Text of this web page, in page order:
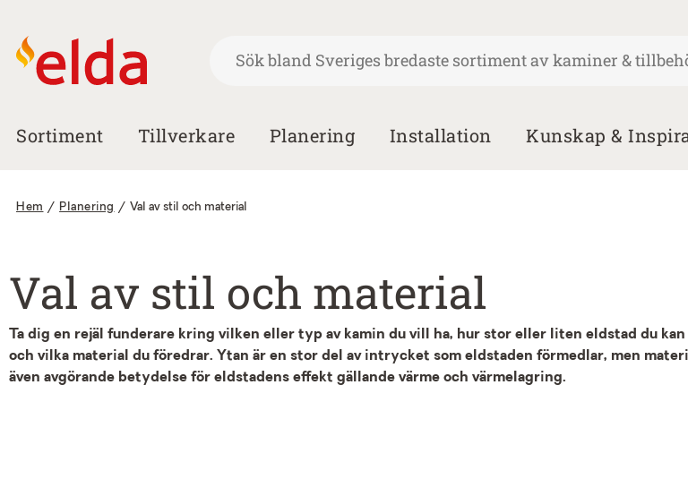
Sortiment Tillverkare Planering Installation Kunskap &
Hem / Planering / Val av stil och material
Val av stil och material
Ta dig en rejäl funderare kring vilken eller typ av kamin du vill ha, hur stor eller liten eldstad du
och vilka material du föredrar. Ytan är en stor del av intrycket som eldstaden förmedlar, men
även avgörande betydelse för eldstadens effekt gällande värme och värmelagring.